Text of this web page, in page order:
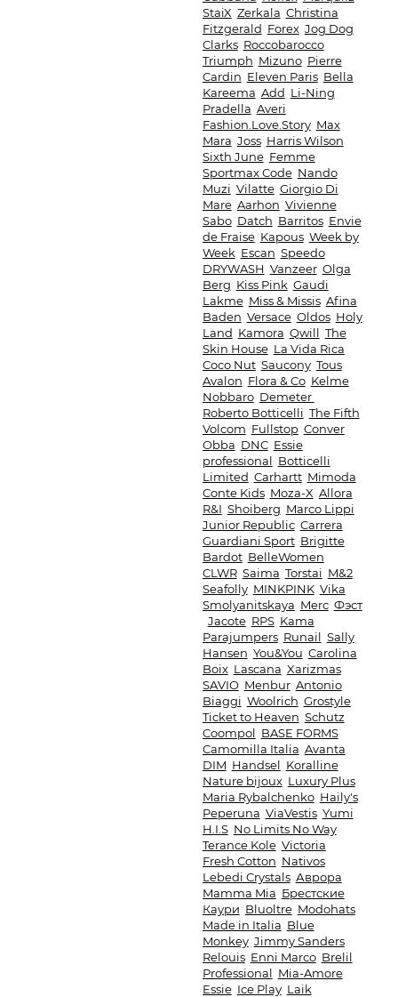
StaiX Zerkala Christina
Fitzgerald Forex Jog Dog
Clarks Roccobarocco
Triumph Mizuno Pierre
Cardin Eleven Paris Bella
Kareema Add Li-Ning
Pradella Averi
Fashion.Love.Story Max
Mara Joss Harris Wilson
Sixth June Femme
Sportmax Code Nando
Muzi Vilatte Giorgio Di
Mare Aarhon Vivienne
Sabo Datch Barritos Envie
de Fraise Kapous Week by
Week Escan Speedo
DRYWASH Vanzeer Olga
Berg Kiss Pink Gaudi
Lakme Miss & Missis Afina
Baden Versace Oldos Holy
Land Kamora Qwill The
Skin House La Vida Rica
Coco Nut Saucony Tous
Avalon Flora & Co Kelme
Nobbaro Demeter
Roberto Botticelli The Fifth
Volcom Fullstop Conver
Obba DNC Essie
professional Botticelli
Limited Carhartt Mimoda
Conte Kids Moza-X Allora
R&I Shoiberg Marco Lippi
Junior Republic Carrera
Guardiani Sport Brigitte
Bardot BelleWomen
CLWR Saima Torstai M&2
Seafolly MINKPINK Vika
Smolyanitskaya Merc Фэст
Jacote RPS Kama
Parajumpers Runail Sally
Hansen You&You Carolina
Boix Lascana Xarizmas
SAVIO Menbur Antonio
Biaggi Woolrich Grostyle
Ticket to Heaven Schutz
Coompol BASE FORMS
Camomilla Italia Avanta
DIM Handsel Koralline
Nature bijoux Luxury Plus
Maria Rybalchenko Haily's
Peperuna ViaVestis Yumi
H.I.S No Limits No Way
Terance Kole Victoria
Fresh Cotton Nativos
Lebedi Crystals Аврора
Mamma Mia Брестские
Каури Bluoltre Modohats
Made in Italia Blue
Monkey Jimmy Sanders
Relouis Enni Marco Brelil
Professional Mia-Amore
Essie Ice Play Laik